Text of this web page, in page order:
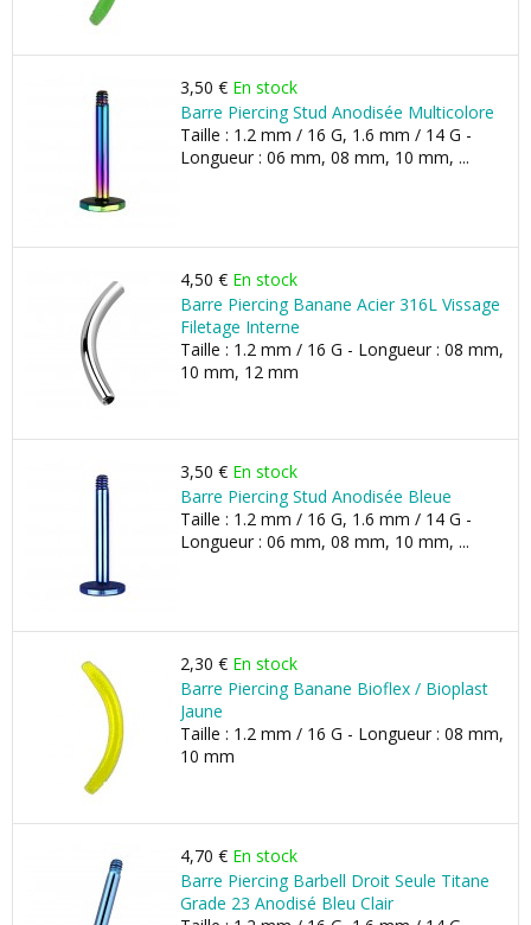
3,50 € En stock
Barre Piercing Stud Anodisée Multicolore
Taille : 1.2 mm / 16 G, 1.6 mm / 14 G -
Longueur : 06 mm, 08 mm, 10 mm, ...
4,50 € En stock
Barre Piercing Banane Acier 316L Vissage
Filetage Interne
Taille : 1.2 mm / 16 G - Longueur : 08 mm,
10 mm, 12 mm
3,50 € En stock
Barre Piercing Stud Anodisée Bleue
Taille : 1.2 mm / 16 G, 1.6 mm / 14 G -
Longueur : 06 mm, 08 mm, 10 mm, ...
2,30 € En stock
Barre Piercing Banane Bioflex / Bioplast
Jaune
Taille : 1.2 mm / 16 G - Longueur : 08 mm,
10 mm
4,70 € En stock
Barre Piercing Barbell Droit Seule Titane
Grade 23 Anodisé Bleu Clair